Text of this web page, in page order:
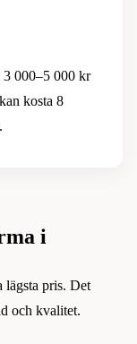
3 000–5 000 kr
kosta 8
i
lägsta pris. Det
och kvalitet.